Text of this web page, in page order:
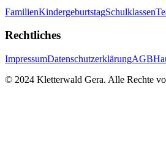
FamilienKindergeburtstagSchulklassen
Rechtliches
ImpressumDatenschutzerklärungAGB
© 2024 Kletterwald Gera. Alle Rechte